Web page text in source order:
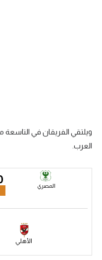
سعودي في الجول
الدوري الإنجليزي
الدوري الإسباني
ويلتقي الفريقان في
العرب.
المصري
الأهلي